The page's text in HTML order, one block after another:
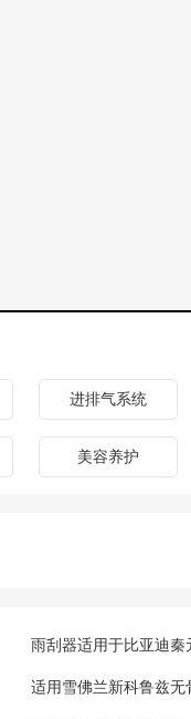
进排气系统
美容养护
雨刮器适用于比亚迪
适用雪佛兰新科鲁兹无